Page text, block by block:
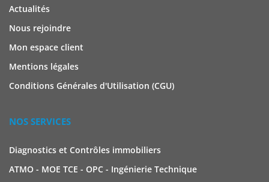
Actualités
Nous rejoindre
Mon espace client
Mentions légales
Conditions Générales d'Utilisation (CGU)
NOS SERVICES
Diagnostics et Contrôles immobiliers
ATMO - MOE TCE - OPC - Ingénierie Technique